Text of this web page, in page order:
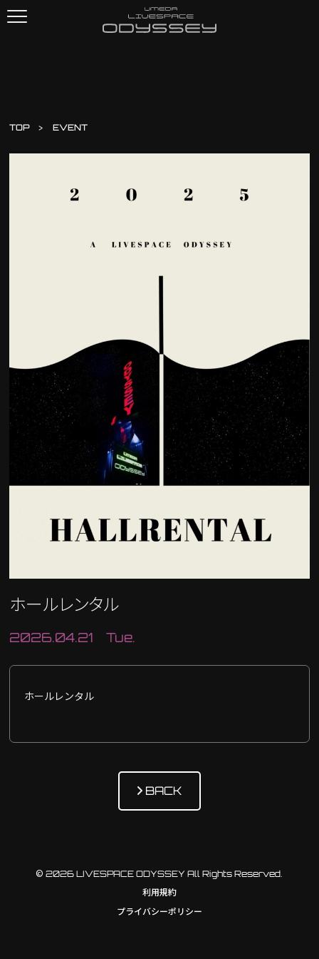
TOP EVENT
ホールレンタル
2026.04.21 Tue.
ホールレンタル
BACK
© 2026 LIVESPACE ODYSSEY All Rights Reserved.
利用規約
プライバシーポリシー